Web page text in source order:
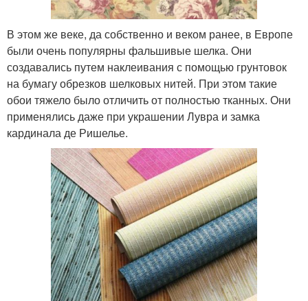
В этом же веке, да собственно и веком ранее, в Европе
были очень популярны фальшивые шелка. Они
создавались путем наклеивания с помощью грунтовок
на бумагу обрезков шелковых нитей. При этом такие
обои тяжело было отличить от полностью тканных. Они
применялись даже при украшении Лувра и замка
кардинала де Ришелье.